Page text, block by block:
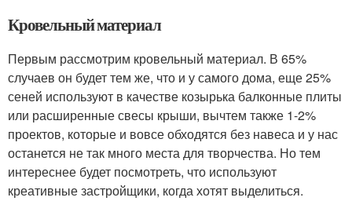
Кровельный материал
Первым рассмотрим кровельный материал. В 65%
случаев он будет тем же, что и у самого дома, еще 25%
сеней используют в качестве козырька балконные плиты
или расширенные свесы крыши, вычтем также 1-2%
проектов, которые и вовсе обходятся без навеса и у нас
останется не так много места для творчества. Но тем
интереснее будет посмотреть, что используют
креативные застройщики, когда хотят выделиться.